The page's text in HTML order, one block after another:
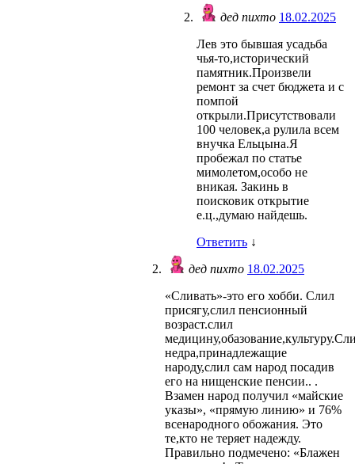
дед пихто 18.02.2025
Лев это бывшая усадьба
чья-то,исторический
памятник.Произвели
ремонт за счет бюджета и с
помпой
открыли.Присутствовали
100 человек,а рулила всем
внучка Ельцына.Я
пробежал по статье
мимолетом,особо не
вникая. Закинь в
поисковик открытие
е.ц.,думаю найдешь.
Ответить ↓
дед пихто 18.02.2025
«Сливать»-это его хобби. Слил
присягу,слил пенсионный
возраст.слил
недра,принадлежащие
народу,слил сам народ посадив
его на нищенские пенсии.. .
Взамен народ получил «майские
указы», «прямую линию» и 76%
всенародного обожания. Это
те,кто не теряет надежду.
Правильно подмечено: «Блажен